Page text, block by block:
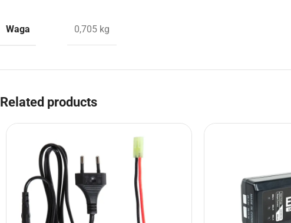
Waga 0,705 kg
Related products